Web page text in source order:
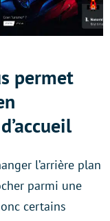
permet
l’arrière plan
parmi une
certains